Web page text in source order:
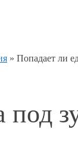
» Попадает ли
под